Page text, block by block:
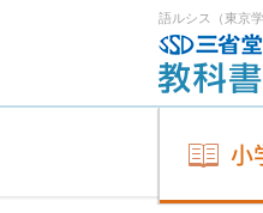
語ルシス（東京
小